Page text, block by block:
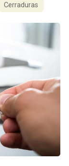
Cerraduras